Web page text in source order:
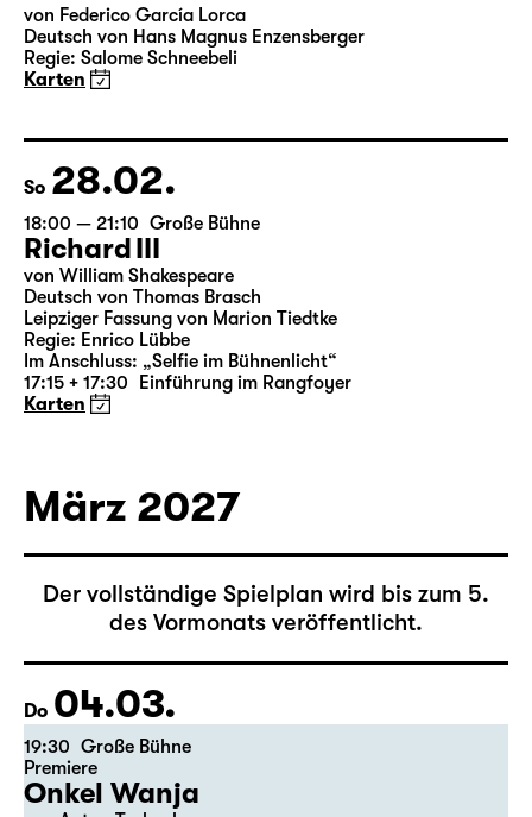
19:30 Große Bühne
mit Audiodeskription
Bernarda Albas Haus
Regie: Salome Schneebeli
Karten
So 28.02.
18:00 — 21:10 Große Bühne
Richard III
von William Shakespeare
Deutsch von Thomas Brasch
Leipziger Fassung von Marion Tiedtke
Karten
März 2027
Der vollständige Spielplan wird bis zum 5.
des Vormonats veröffentlicht.
Do 04.03.